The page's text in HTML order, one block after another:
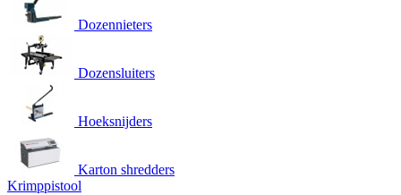
Dozennieters
Dozensluiters
Hoeksnijders
Karton shredders
Krimppistool